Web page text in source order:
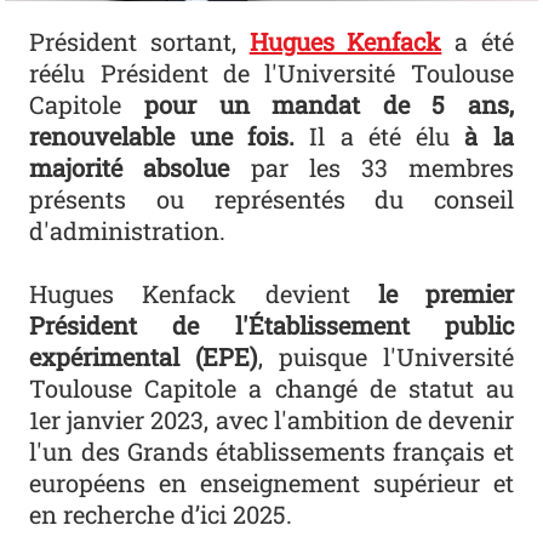
Président sortant, Hugues Kenfack a été
réélu Président de l'Université Toulouse
Capitole pour un mandat de 5 ans,
renouvelable une fois.Il a été éluà la
majorité absoluepar les 33 membres
présents ou représentés du conseil
d'administration.
Hugues Kenfack devient le premier
Président de l'Établissement public
expérimental (EPE), puisque l'Université
Toulouse Capitole a changé de statut au
1er janvier 2023, avec l'ambition de devenir
l'un des Grands établissements français et
européens en enseignement supérieur et
en recherche d’ici 2025.